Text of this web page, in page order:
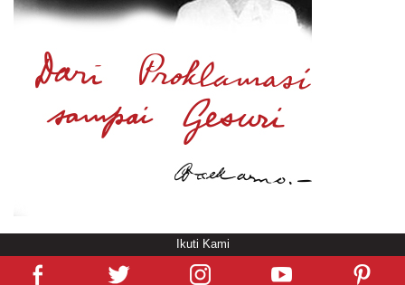
Ikuti Kami
© Copyright /rendering in 1.4494 [103]